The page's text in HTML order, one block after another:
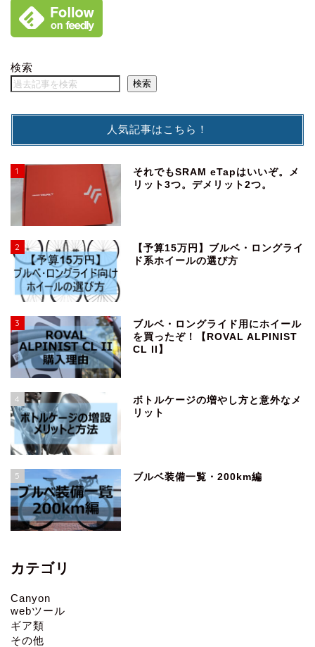
検索
検索
人気記事はこちら！
1
それでもSRAM eTapはいいぞ。メ
リット3つ。デメリット2つ。
2
【予算15万円】ブルベ・ロングライ
ド系ホイールの選び方
3
ブルベ・ロングライド用にホイール
を買ったぞ！【ROVAL ALPINIST
CL II】
4
ボトルケージの増やし方と意外なメ
リット
5 ブルベ装備一覧・200km編
カテゴリ
Canyon
webツール
ギア類
その他